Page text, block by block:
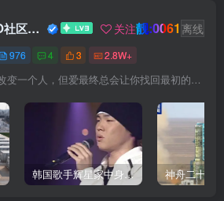
GOGO社区新闻助手 关注靓:0061 离线
976 4 3 2.8W+
伤痛会改变一个人，但爱最终总会让你找回最初的自己
时代 韩国歌手辉星家中身亡，终年43岁，警方调查死因